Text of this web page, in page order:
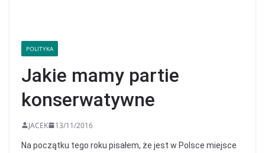
POLITYKA
Jakie mamy partie
konserwatywne
JACEK 13/11/2016
Na początku tego roku pisałem, że jest w Polsce miejsce